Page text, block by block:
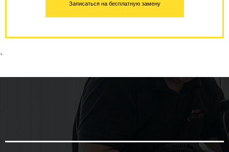
Записаться на бесплатную замену
`